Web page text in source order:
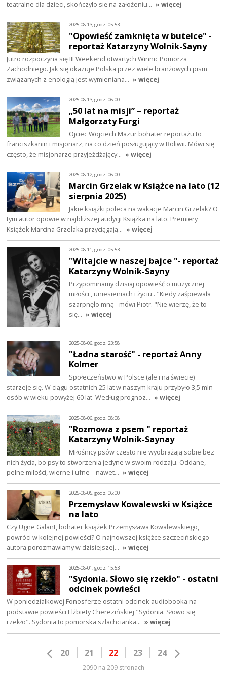
teatralne dla dzieci, skończyło się na założeniu… » więcej
2025-08-13, godz. 05:53
"Opowieść zamknięta w butelce" -
reportaż Katarzyny Wolnik-Sayny
Jutro rozpoczyna się III Weekend otwartych Winnic Pomorza
Zachodniego. Jak się okazuje Polska przez wiele branżowych pism
związanych z enologią jest wymieniana… » więcej
2025-08-13, godz. 06:00
„50 lat na misji” – reportaż
Małgorzaty Furgi
Ojciec Wojciech Mazur bohater reportażu to
franciszkanin i misjonarz, na co dzień posługujący w Boliwii. Mówi się
często, że misjonarze przyjeżdżający… » więcej
2025-08-12, godz. 06:00
Marcin Grzelak w Książce na lato (12
sierpnia 2025)
Jakie książki poleca na wakacje Marcin Grzelak? O
tym autor opowie w najbliższej audycji Książka na lato. Premiery
Książek Marcina Grzelaka przyciągają… » więcej
2025-08-11, godz. 05:53
''Witajcie w naszej bajce "- reportaż
Katarzyny Wolnik-Sayny
Przypominamy dzisiaj opowieść o muzycznej
miłości , uniesieniach i życiu . "Kiedy zaśpiewała
szarpnęło mną - mówi Piotr. "Nie wierzę, że to
się… » więcej
2025-08-06, godz. 23:58
"Ładna starość" - reportaż Anny
Kolmer
Społeczeństwo w Polsce (ale i na świecie)
starzeje się. W ciągu ostatnich 25 lat w naszym kraju przybyło 3,5 mln
osób w wieku powyżej 60 lat. Według prognoz… » więcej
2025-08-06, godz. 08:08
"Rozmowa z psem " reportaż
Katarzyny Wolnik-Saynay
Miłośnicy psów często nie wyobrażają sobie bez
nich życia, bo psy to stworzenia jedyne w swoim rodzaju. Oddane,
pełne miłości, wierne i ufne – nawet… » więcej
2025-08-05, godz. 06:00
Przemysław Kowalewski w Książce
na lato
Czy Ugne Galant, bohater książek Przemysława Kowalewskiego,
powróci w kolejnej powieści? O najnowszej książce szczecińskiego
autora porozmawiamy w dzisiejszej… » więcej
2025-08-01, godz. 15:53
"Sydonia. Słowo się rzekło" - ostatni
odcinek powieści
W poniedziałkowej Fonosferze ostatni odcinek audiobooka na
podstawie powieści Elżbiety Cherezińskiej "Sydonia. Słowo się
rzekło". Sydonia to pomorska szlachcianka… » więcej
20 21 22 23 24
2090 na 209 stronach